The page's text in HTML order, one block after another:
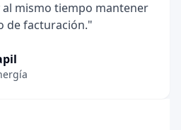
mismo tiempo mantener
de facturación."